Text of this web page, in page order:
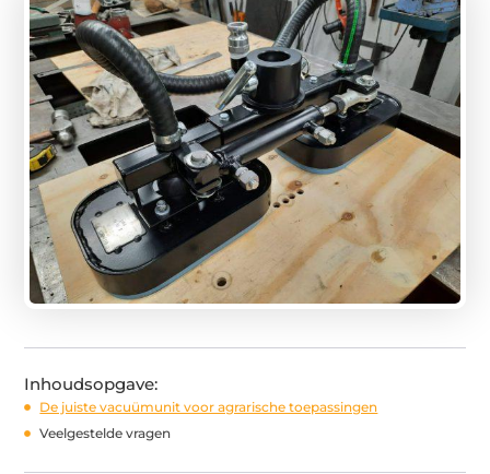
Inhoudsopgave:
De juiste vacuümunit voor agrarische toepassingen
Veelgestelde vragen